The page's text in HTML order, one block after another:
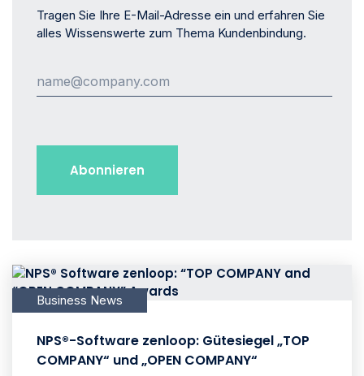
Tragen Sie Ihre E-Mail-Adresse ein und erfahren Sie
alles Wissenswerte zum Thema Kundenbindung.
Business News
NPS®-Software zenloop: Gütesiegel „TOP
COMPANY“ und „OPEN COMPANY“